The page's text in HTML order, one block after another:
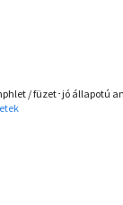
/ füzet･jó állapotú